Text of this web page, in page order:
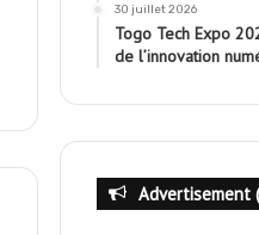
30 juillet 2026
Togo Tech Expo
de l’innovation
Advertisement